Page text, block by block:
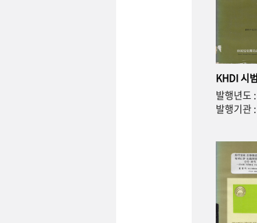
KHDI 시
발행년도
발행기관